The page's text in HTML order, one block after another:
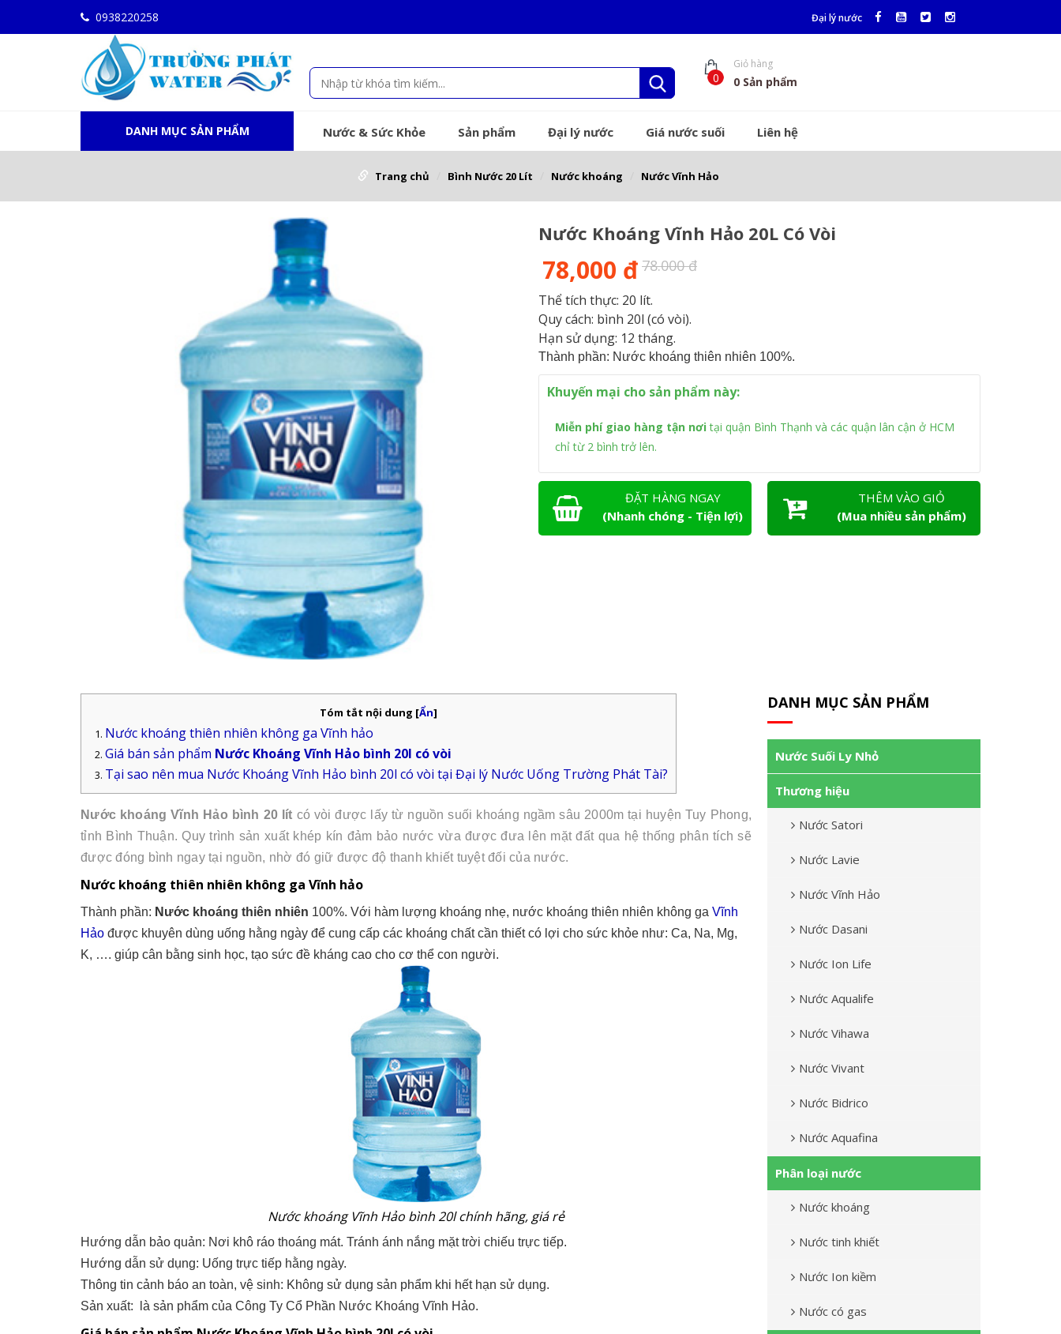
0938220258 Đại lý nước
0
Giỏ hàng
0 Sản phẩm
DANH MỤC SẢN PHẨM Nước & Sức Khỏe Sản phẩm Đại lý nước Giá nước suối Liên hệ
Trang chủ Bình Nước 20 Lít Nước khoáng Nước Vĩnh Hảo
Nước Khoáng Vĩnh Hảo 20L Có Vòi
78,000 đ 78.000 đ
Thể tích thực: 20 lít.
Quy cách: bình 20l (có vòi).
Hạn sử dụng: 12 tháng.
Thành phần: Nước khoáng thiên nhiên 100%.
Khuyến mại cho sản phẩm này:
Miễn phí giao hàng tận nơi tại quận Bình Thạnh và các quận lân cận ở HCM
chỉ từ 2 bình trở lên.
ĐẶT HÀNG NGAY
(Nhanh chóng - Tiện lợi)
THÊM VÀO GIỎ
(Mua nhiều sản phẩm)
Tóm tắt nội dung [Ẩn]
Nước khoáng thiên nhiên không ga Vĩnh hảo
Giá bán sản phẩm Nước Khoáng Vĩnh Hảo bình 20l có vòi
Tại sao nên mua Nước Khoáng Vĩnh Hảo bình 20l có vòi tại Đại lý Nước Uống Trường Phát Tài?
Nước khoáng Vĩnh Hảo bình 20 lít có vòi được lấy từ nguồn suối khoáng ngầm sâu 2000m tại huyện Tuy Phong,
tỉnh Bình Thuận. Quy trình sản xuất khép kín đảm bảo nước vừa được đưa lên mặt đất qua hệ thống phân tích sẽ
được đóng bình ngay tại nguồn, nhờ đó giữ được độ thanh khiết tuyệt đối của nước.
Nước khoáng thiên nhiên không ga Vĩnh hảo
Thành phần: Nước khoáng thiên nhiên 100%. Với hàm lượng khoáng nhẹ, nước khoáng thiên nhiên không ga Vĩnh
Hảo được khuyên dùng uống hằng ngày để cung cấp các khoáng chất cần thiết có lợi cho sức khỏe như: Ca, Na, Mg,
K, …. giúp cân bằng sinh học, tạo sức đề kháng cao cho cơ thể con người.
Nước khoáng Vĩnh Hảo bình 20l chính hãng, giá rẻ
Hướng dẫn bảo quản: Nơi khô ráo thoáng mát. Tránh ánh nắng mặt trời chiếu trực tiếp.
Hướng dẫn sử dụng: Uống trực tiếp hằng ngày.
Thông tin cảnh báo an toàn, vệ sinh: Không sử dụng sản phẩm khi hết hạn sử dụng.
Sản xuất: là sản phẩm của Công Ty Cổ Phần Nước Khoáng Vĩnh Hảo.
DANH MỤC SẢN PHẨM
Nước Suối Ly Nhỏ
Thương hiệu
Nước Satori
Nước Lavie
Nước Vĩnh Hảo
Nước Dasani
Nước Ion Life
Nước Aqualife
Nước Vihawa
Nước Vivant
Nước Bidrico
Nước Aquafina
Phân loại nước
Nước khoáng
Nước tinh khiết
Nước Ion kiềm
Nước có gas